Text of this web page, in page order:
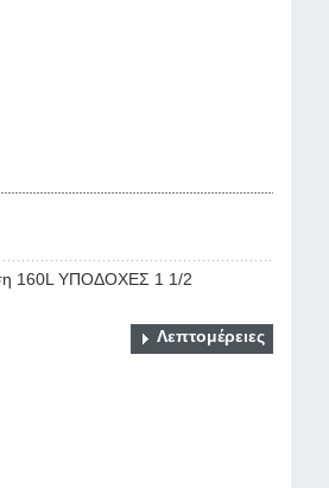
160L ΥΠΟΔΟΧΕΣ 1 1/2
Λεπτομέρειες